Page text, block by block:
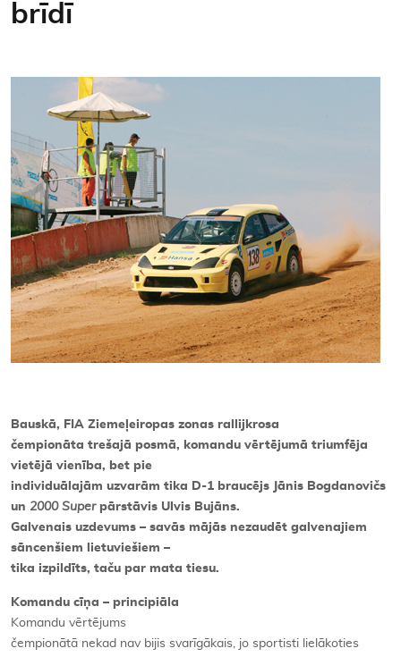
brīdī
Bauskā, FIA Ziemeļeiropas zonas rallijkrosa
čempionāta trešajā posmā, komandu vērtējumā triumfēja
vietējā vienība, bet pie
individuālajām uzvarām tika D-1 braucējs Jānis Bogdanovičs
un 2000 Superpārstāvis Ulvis Bujāns.
Galvenais uzdevums – savās mājās nezaudēt galvenajiem
sāncenšiem lietuviešiem –
tika izpildīts, taču par mata tiesu.
Komandu cīņa – principiāla
Komandu vērtējums
čempionātā nekad nav bijis svarīgākais, jo sportisti lielākoties